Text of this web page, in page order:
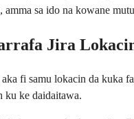
sa ido na kowane
Jira
fi samu lokacin da kuka
ku ke daidaitawa.